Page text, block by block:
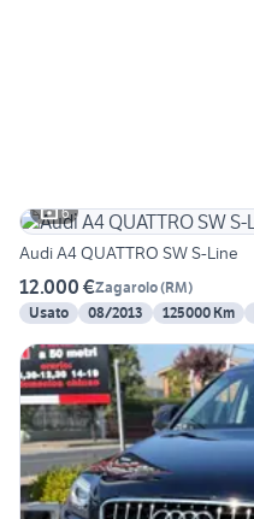
6
Audi A4 QUATTRO SW S-Line
12.000 €Zagarolo(RM)
Usato
08/2013 125000 Km